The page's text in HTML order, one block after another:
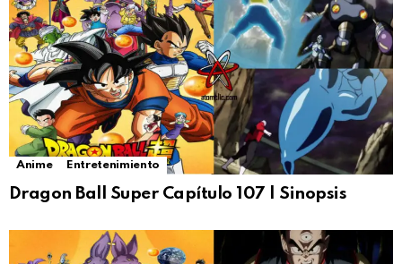
Anime Entretenimiento
Dragon Ball Super Capítulo 107 | Sinopsis